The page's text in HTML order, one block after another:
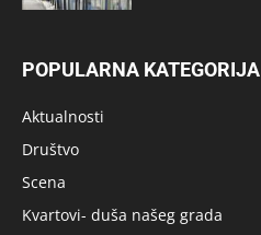
POPULARNA KATEGORIJA
Aktualnosti
Društvo
Scena
Kvartovi- duša našeg grada